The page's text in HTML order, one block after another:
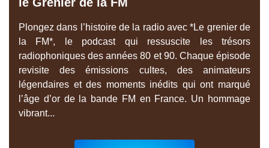
Plongez dans l’histoire de la radio avec *Le grenier de
la FM*, le podcast qui ressuscite les trésors
radiophoniques des années 80 et 90. Chaque épisode
revisite des émissions cultes, des animateurs
légendaires et des moments inédits qui ont marqué
l’âge d’or de la bande FM en France. Un hommage
vibrant...